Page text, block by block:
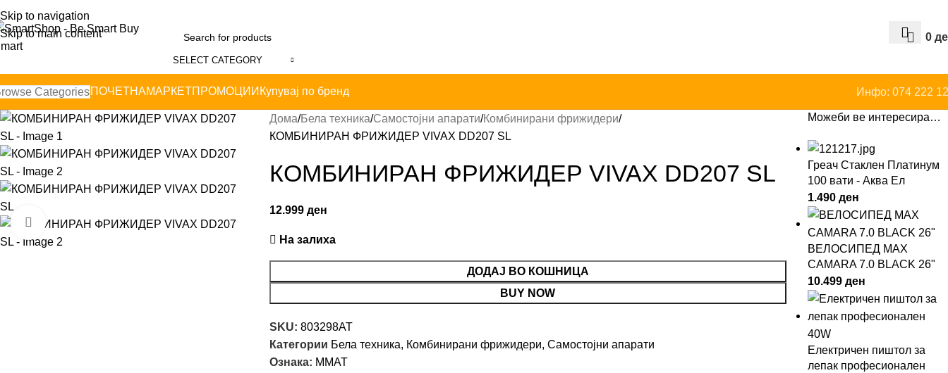
Skip to navigation
Skip to main content
SELECT CATEGORY
0
CategoriesПОЧЕТНАМАРКЕТПРОМОЦИИ Купувај по бренд Инфо: 074 222
Click to enlarge
Дома Бела техника Самостојни апарати Комбинирани фрижидери
КОМБИНИРАН ФРИЖИДЕР VIVAX DD207 SL
КОМБИНИРАН ФРИЖИДЕР VIVAX DD207 SL
12.999 ден
На залиха
ДОДАЈ ВО КОШНИЦА
BUY NOW
SKU: 803298AT
Категории Бела техника, Комбинирани фрижидери, Самостојни апарати
Ознака: MMAT
Можеби ве интересира…
Греач Стаклен Платинум
100 вати - Аква Ел
1.490 ден
ВЕЛОСИПЕД MAX
CAMARA 7.0 BLACK 26"
10.499 ден
Електричен пиштол за
лепак професионален